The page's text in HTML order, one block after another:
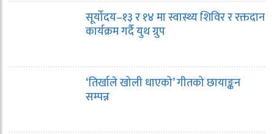
सूर्योदय–१३ र १४ मा स्वास्थ्य शिविर र रक्तदान
कार्यक्रम गर्दै युथ ग्रुप
‘तिर्खाले खोली धाएको’ गीतको छायाङ्कन
सम्पन्न